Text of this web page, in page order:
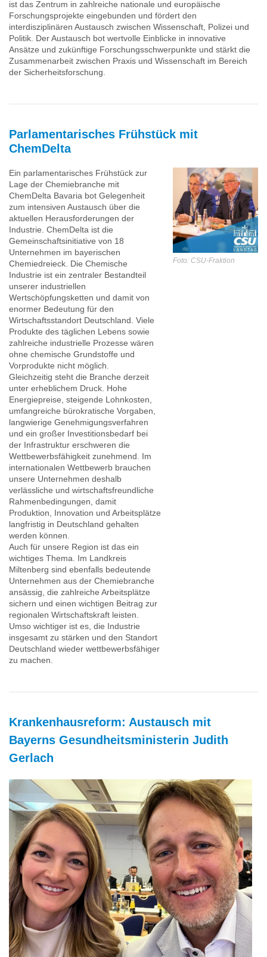
ist das Zentrum in zahlreiche nationale und europäische
Forschungsprojekte eingebunden und fördert den
interdisziplinären Austausch zwischen Wissenschaft, Polizei und
Politik. Der Austausch bot wertvolle Einblicke in innovative
Ansätze und zukünftige Forschungsschwerpunkte und stärkt die
Zusammenarbeit zwischen Praxis und Wissenschaft im Bereich
der Sicherheitsforschung.
Parlamentarisches Frühstück mit
ChemDelta
Ein parlamentarisches Frühstück zur
Lage der Chemiebranche mit
ChemDelta Bavaria bot Gelegenheit
zum intensiven Austausch über die
aktuellen Herausforderungen der
Industrie. ChemDelta ist die
Gemeinschaftsinitiative von 18
Unternehmen im bayerischen
Chemiedreieck. Die Chemische
Industrie ist ein zentraler Bestandteil
unserer industriellen
Wertschöpfungsketten und damit von
enormer Bedeutung für den
Wirtschaftsstandort Deutschland. Viele
Produkte des täglichen Lebens sowie
zahlreiche industrielle Prozesse wären
ohne chemische Grundstoffe und
Vorprodukte nicht möglich.
Gleichzeitig steht die Branche derzeit
unter erheblichem Druck. Hohe
Energiepreise, steigende Lohnkosten,
umfangreiche bürokratische Vorgaben,
langwierige Genehmigungsverfahren
und ein großer Investitionsbedarf bei
der Infrastruktur erschweren die
Wettbewerbsfähigkeit zunehmend. Im
internationalen Wettbewerb brauchen
unsere Unternehmen deshalb
verlässliche und wirtschaftsfreundliche
Rahmenbedingungen, damit
Produktion, Innovation und Arbeitsplätze
langfristig in Deutschland gehalten
werden können.
Auch für unsere Region ist das ein
wichtiges Thema. Im Landkreis
Miltenberg sind ebenfalls bedeutende
Unternehmen aus der Chemiebranche
ansässig, die zahlreiche Arbeitsplätze
sichern und einen wichtigen Beitrag zur
regionalen Wirtschaftskraft leisten.
Umso wichtiger ist es, die Industrie
insgesamt zu stärken und den Standort
Deutschland wieder wettbewerbsfähiger
zu machen.
Foto: CSU-Fraktion
Krankenhausreform: Austausch mit
Bayerns Gesundheitsministerin Judith
Gerlach